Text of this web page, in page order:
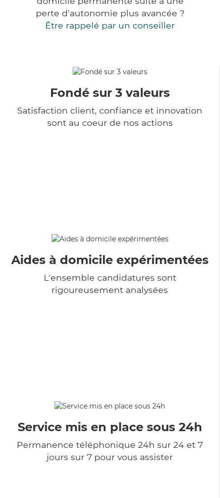
perte d'autonomie plus avancée ?
Être rappelé par un conseiller
Fondé sur 3 valeurs
Satisfaction client, confiance et innovation
sont au coeur de nos actions
Aides à domicile expérimentées
L'ensemble candidatures sont
rigoureusement analysées
Service mis en place sous 24h
Permanence téléphonique 24h sur 24 et 7
jours sur 7 pour vous assister